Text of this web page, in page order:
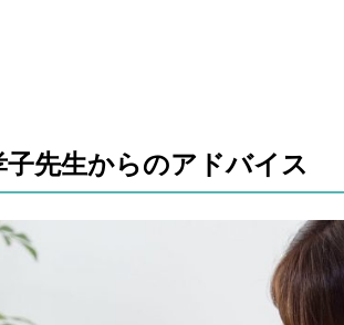
子先生からのアドバイス